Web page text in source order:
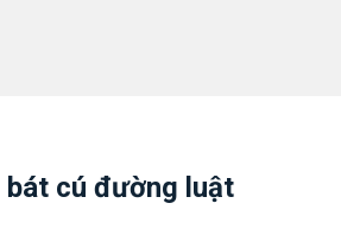
cú đường luật